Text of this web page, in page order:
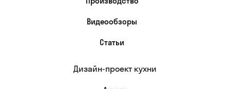
Видеообзоры
Статьи
Дизайн-проект кухни